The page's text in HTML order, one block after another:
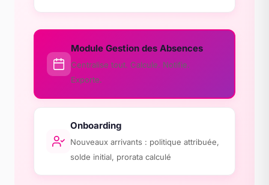
Module Gestion des Absences
Centralise tout. Calcule. Notifie.
Exporte.
Onboarding
Nouveaux arrivants : politique attribuée,
solde initial, prorata calculé